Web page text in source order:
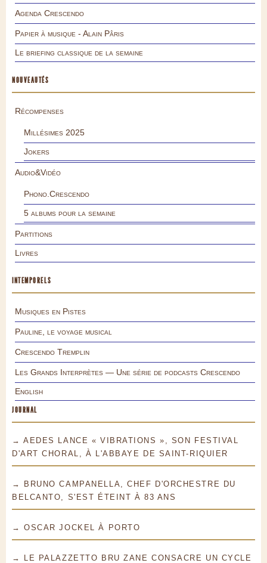
Agenda Crescendo
Papier à musique - Alain Pâris
Le briefing classique de la semaine
NOUVEAUTÉS
Récompenses
Millésimes 2025
Jokers
Audio&Vidéo
Phono.Crescendo
5 albums pour la semaine
Partitions
Livres
INTEMPORELS
Musiques en Pistes
Pauline, le voyage musical
Crescendo Tremplin
Les Grands Interprètes — Une série de podcasts Crescendo
English
JOURNAL
→ AEDES LANCE « VIBRATIONS », SON FESTIVAL
D'ART CHORAL, À L'ABBAYE DE SAINT-RIQUIER
→ BRUNO CAMPANELLA, CHEF D'ORCHESTRE DU
BELCANTO, S'EST ÉTEINT À 83 ANS
→ OSCAR JOCKEL À PORTO
→ LE PALAZZETTO BRU ZANE CONSACRE UN CYCLE